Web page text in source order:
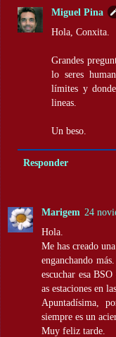
Miguel Pina
Hola, Conxita.
Grandes
lo seres
límites y
lineas.
Un beso.
Responder
Marigem 24
Hola.
Me has creado
enganchando
escuchar esa
as estaciones en
Apuntadísima,
siempre es un
Muy feliz tarde.